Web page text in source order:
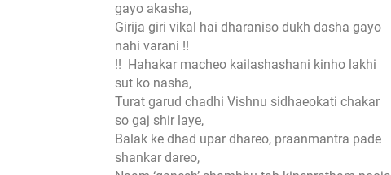
gayo akasha,
Girija giri vikal hai dharaniso dukh dasha gayo
nahi varani !!
!! Hahakar macheo kailashashani kinho lakhi
sut ko nasha,
Turat garud chadhi Vishnu sidhaeokati chakar
so gaj shir laye,
Balak ke dhad upar dhareo, praanmantra pade
shankar dareo,